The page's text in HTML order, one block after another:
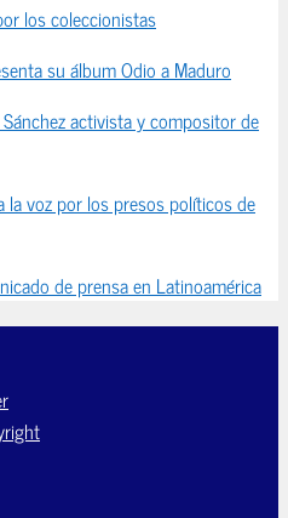
los coleccionistas
su álbum Odio a Maduro
activista y compositor de
la voz por los presos políticos de
de prensa en Latinoamérica